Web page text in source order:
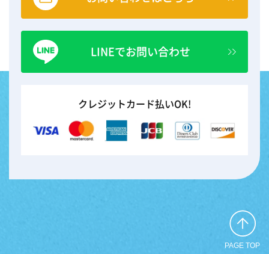
LINEでお問い合わせ
クレジットカード払いOK!
PAGE TOP